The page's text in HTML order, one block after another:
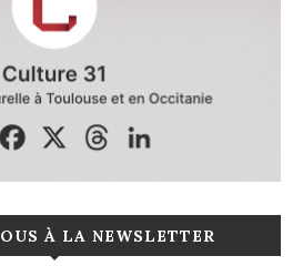
À LA NEWSLETTER